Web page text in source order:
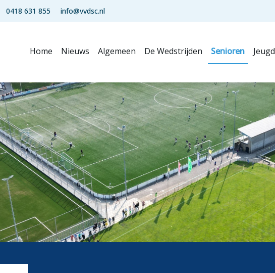
0418 631 855 info@vvdsc.nl
Home Nieuws Algemeen De Wedstrijden Senioren Jeugd